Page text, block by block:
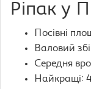
Ріпак у
Посівні
Валовий
Середня
Найкращі: